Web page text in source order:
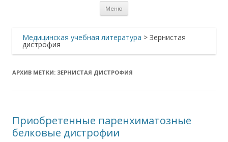
Меню
Медицинская учебная литература > Зернистая
дистрофия
АРХИВ МЕТКИ: ЗЕРНИСТАЯ ДИСТРОФИЯ
Приобретенные паренхиматозные
белковые дистрофии